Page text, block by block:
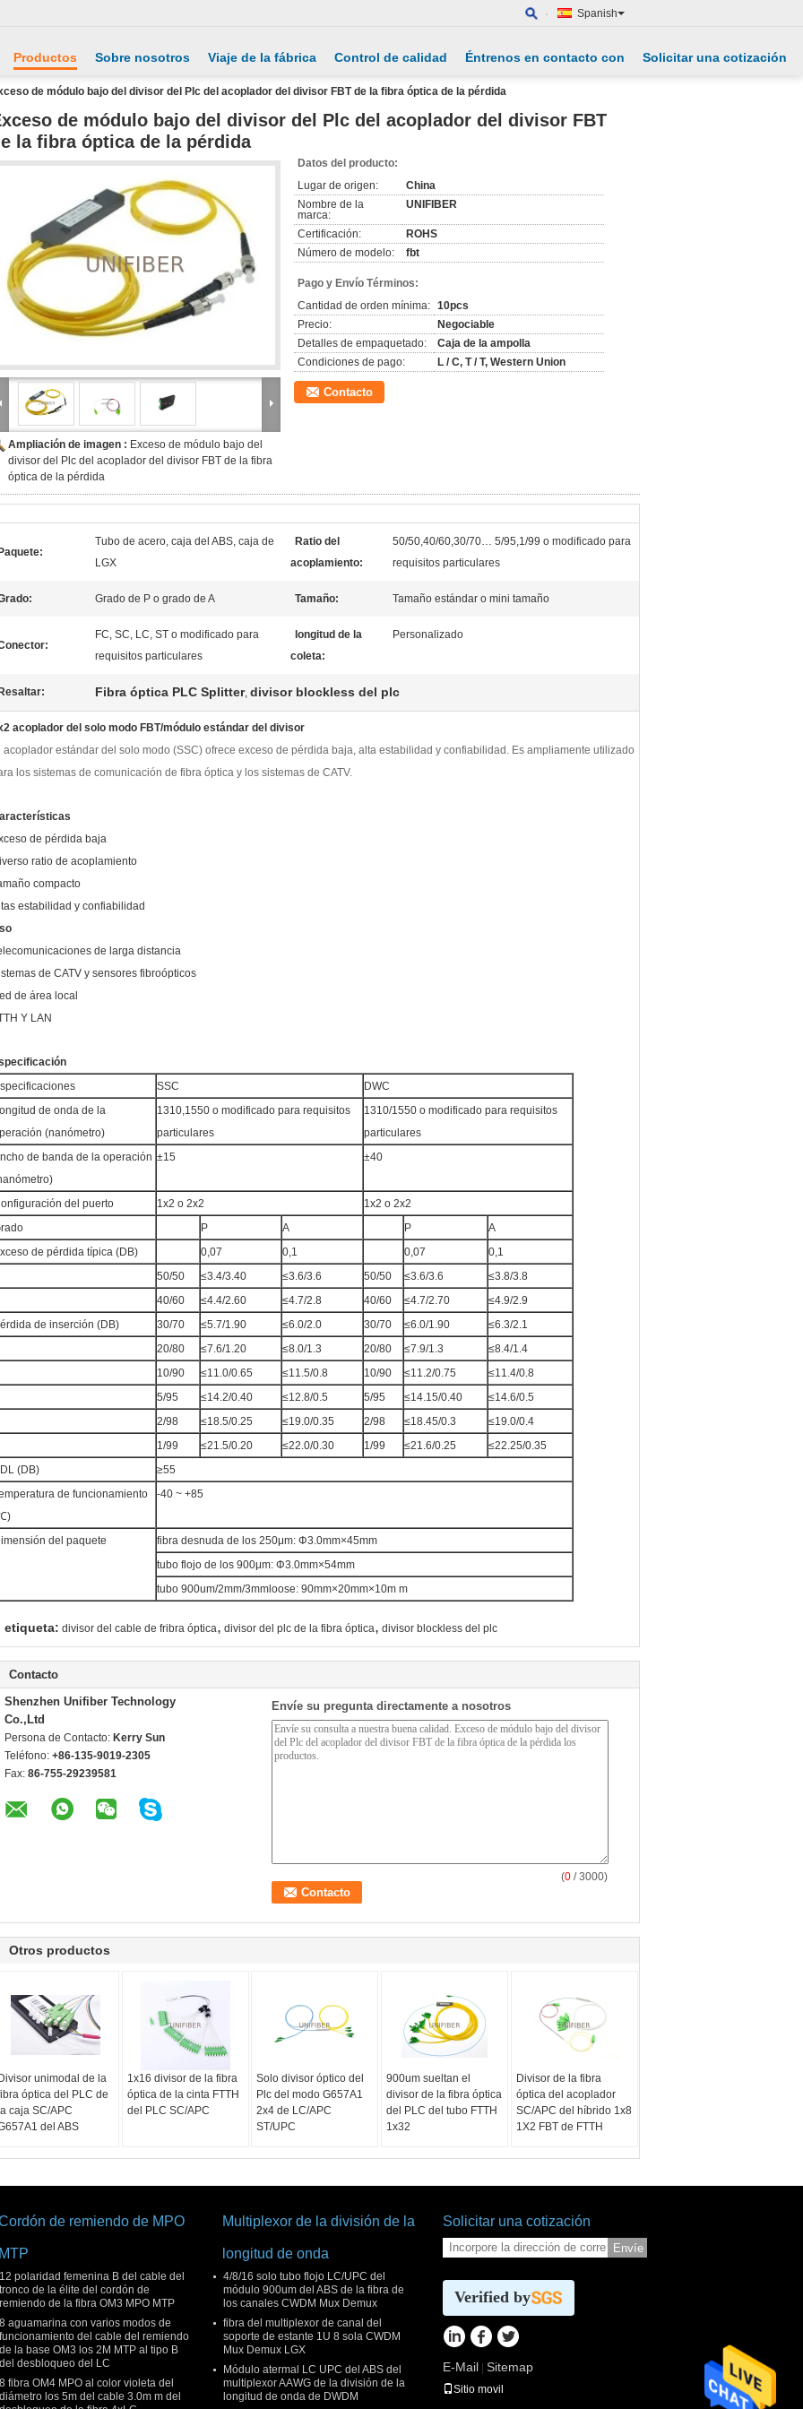
Spanish
Productos Sobre nosotros Viaje de la fábrica Control de calidad Éntrenos en contacto con Solicitar una cotización
de módulo bajo del divisor del Plc del acoplador del divisor FBT de la fibra óptica de la pérdida
de módulo bajo del divisor del Plc del acoplador del divisor FBT
la fibra óptica de la pérdida
Ampliación de imagen : Exceso de módulo bajo del
divisor del Plc del acoplador del divisor FBT de la fibra
óptica de la pérdida
Datos del producto:
Lugar de origen:
China
Nombre de la
marca:
UNIFIBER
Certificación:
ROHS
Número de modelo:
fbt
Pago y Envío Términos:
Cantidad de orden mínima: 10pcs
Precio:
Negociable
Detalles de empaquetado:
Caja de la ampolla
Condiciones de pago:
L / C, T / T, Western Union
Contacto
Paquete:
Tubo de acero, caja del ABS, caja de
LGX
Ratio del
acoplamiento:
50/50,40/60,30/70… 5/95,1/99 o modificado para
requisitos particulares
Grado de P o grado de A Tamaño: Tamaño estándar o mini tamaño
FC, SC, LC, ST o modificado para
requisitos particulares
longitud de la
coleta:
Personalizado
Resaltar: Fibra óptica PLC Splitter, divisor blockless del plc
acoplador del solo modo FBT/módulo estándar del divisor
acoplador estándar del solo modo (SSC) ofrece exceso de pérdida baja, alta estabilidad y confiabilidad. Es ampliamente utilizado
los sistemas de comunicación de fibra óptica y los sistemas de CATV.
de pérdida baja
ratio de acoplamiento
compacto
estabilidad y confiabilidad
de larga distancia
de CATV y sensores fibroópticos
de área local
Y LAN
SSC DWC
de onda de la
(nanómetro)
1310,1550 o modificado para requisitos
particulares
1310/1550 o modificado para requisitos
particulares
de banda de la operación ±15 ±40
del puerto 1x2 o 2x2 1x2 o 2x2
P A P A
de pérdida típica (DB) 0,07 0,1 0,07 0,1
50/50 ≤3.4/3.40 ≤3.6/3.6 50/50 ≤3.6/3.6 ≤3.8/3.8
40/60 ≤4.4/2.60 ≤4.7/2.8 40/60 ≤4.7/2.70 ≤4.9/2.9
de inserción (DB) 30/70 ≤5.7/1.90 ≤6.0/2.0 30/70 ≤6.0/1.90 ≤6.3/2.1
20/80 ≤7.6/1.20 ≤8.0/1.3 20/80 ≤7.9/1.3 ≤8.4/1.4
10/90 ≤11.0/0.65 ≤11.5/0.8 10/90 ≤11.2/0.75 ≤11.4/0.8
5/95 ≤14.2/0.40 ≤12.8/0.5 5/95 ≤14.15/0.40 ≤14.6/0.5
2/98 ≤18.5/0.25 ≤19.0/0.35 2/98 ≤18.45/0.3 ≤19.0/0.4
1/99 ≤21.5/0.20 ≤22.0/0.30 1/99 ≤21.6/0.25 ≤22.25/0.35
(DB) ≥55
de funcionamiento
-40 ~ +85
del paquete fibra desnuda de los 250μm: Φ3.0mm×45mm
tubo flojo de los 900μm: Φ3.0mm×54mm
tubo 900um/2mm/3mmloose: 90mm×20mm×10m m
etiqueta: divisor del cable de fribra óptica, divisor del plc de la fibra óptica, divisor blockless del plc
Contacto
Shenzhen Unifiber Technology
Co.,Ltd
Persona de Contacto: Kerry Sun
Teléfono: +86-135-9019-2305
Fax: 86-755-29239581
Envíe su pregunta directamente a nosotros
(0 / 3000)
Otros productos
Divisor unimodal de la
óptica del PLC de
la caja SC/APC
del ABS
1x16 divisor de la fibra
óptica de la cinta FTTH
del PLC SC/APC
Solo divisor óptico del
Plc del modo G657A1
2x4 de LC/APC
ST/UPC
900um sueltan el
divisor de la fibra óptica
del PLC del tubo FTTH
1x32
Divisor de la fibra
óptica del acoplador
SC/APC del híbrido 1x8
1X2 FBT de FTTH
de remiendo de MPO
MTP
12 polaridad femenina B del cable del
tronco de la élite del cordón de
remiendo de la fibra OM3 MPO MTP
8 aguamarina con varios modos de
funcionamiento del cable del remiendo
de la base OM3 los 2M MTP al tipo B
del desbloqueo del LC
8 fibra OM4 MPO al color violeta del
diámetro los 5m del cable 3.0m m del
Multiplexor de la división de la
longitud de onda
4/8/16 solo tubo flojo LC/UPC del
módulo 900um del ABS de la fibra de
los canales CWDM Mux Demux
fibra del multiplexor de canal del
soporte de estante 1U 8 sola CWDM
Mux Demux LGX
Módulo atermal LC UPC del ABS del
multiplexor AAWG de la división de la
longitud de onda de DWDM
Solicitar una cotización
Envíe
Verified by
E-Mail Sitemap
Sitio movil